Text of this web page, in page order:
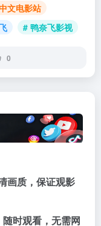
文电影站
# 鸭奈飞影视
0
画质，保证观影
时观看，无需网